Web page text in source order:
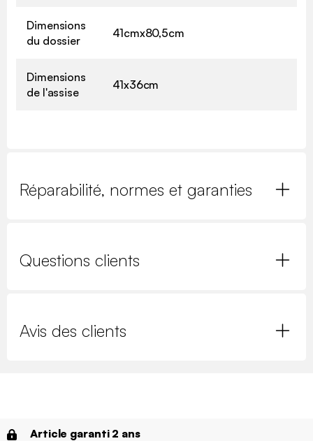
Dimensions
du dossier
41cmx80,5cm
Dimensions
de l'assise
41x36cm
Réparabilité, normes et garanties
Questions clients
Avis des clients
Article garanti 2 ans